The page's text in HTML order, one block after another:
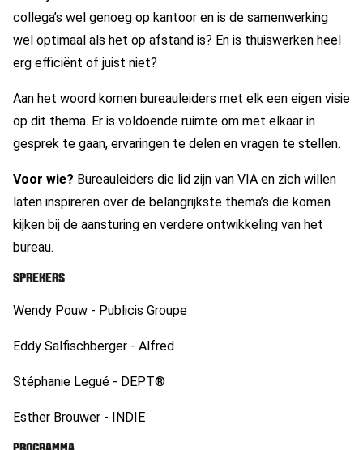
collega’s wel genoeg op kantoor en is de samenwerking
wel optimaal als het op afstand is? En is thuiswerken heel
erg efficiënt of juist niet?
Aan het woord komen bureauleiders met elk een eigen visie
op dit thema. Er is voldoende ruimte om met elkaar in
gesprek te gaan, ervaringen te delen en vragen te stellen.
Voor wie? Bureauleiders die lid zijn van VIA en zich willen
laten inspireren over de belangrijkste thema’s die komen
kijken bij de aansturing en verdere ontwikkeling van het
bureau.
SPREKERS
Wendy Pouw - Publicis Groupe
Eddy Salfischberger - Alfred
Stéphanie Legué - DEPT®
Esther Brouwer - INDIE